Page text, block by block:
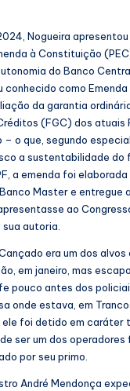
Nogueira
à Constituição
do Banco
conhecido como
da garantia
(FGC) dos atuais
– o que, segundo
a sustentabilidade do
a emenda foi
Master e entregue
ao
sua autoria.
era um dos alvos
em janeiro, mas
pouco antes dos
onde estava, em
ele foi detido em caráter
ser um dos operadores
por seu primo.
André Mendonça